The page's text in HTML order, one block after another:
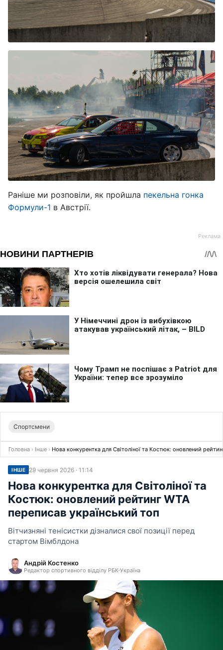
Раніше ми розповіли, як пройшла пекельна гонка
Формули-1 в Австрії.
Спортсмени
Головна › Інше › Нова конкурентка для Світоліної та Костюк: оновлений
ІНШЕ 29 червня 2026 · 11:14
Нова конкурентка для Світоліної та
Костюк: оновлений рейтинг WTA
переписав український топ
Вітчизняні тенісистки дізналися свої позиції перед
стартом Вімблдона
Андрій Костенко
Редактор спортивного відділу РБК-Україна